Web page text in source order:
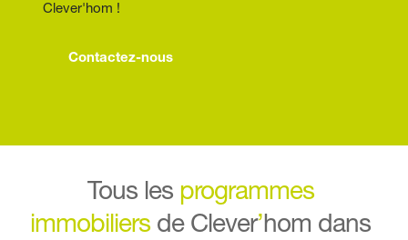
Clever'hom !
Contactez-nous
Tous les programmes
immobiliers de Clever’hom dans